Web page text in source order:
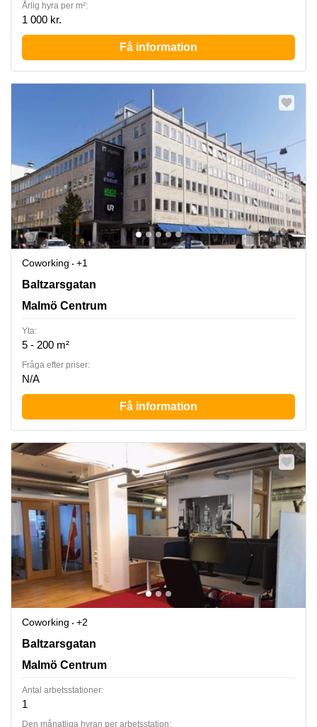
Årlig hyra per m²:
1 000 kr.
Få information
Coworking
+1
Baltzarsgatan 18, Malmö Centrum
Baltzarsgatan
Malmö Centrum
Yta:
5 - 200 m²
Fråga efter priser:
N/A
Få information
Coworking
+2
Baltzarsgatan 18, Malmö Centrum
Baltzarsgatan
Malmö Centrum
Antal arbetsstationer:
1
Den månatliga hyran per arbetsstation: